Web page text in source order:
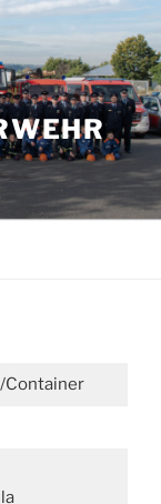
Container